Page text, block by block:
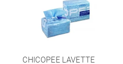
CHICOPEE LAVETTE